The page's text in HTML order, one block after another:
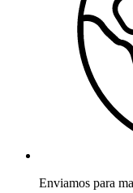
Enviamos para